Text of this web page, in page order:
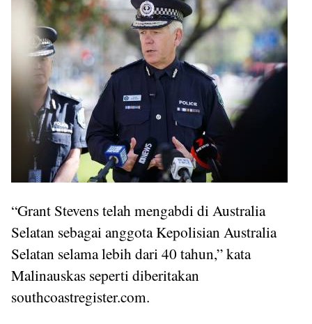
“Grant Stevens telah mengabdi di Australia
Selatan sebagai anggota Kepolisian Australia
Selatan selama lebih dari 40 tahun,” kata
Malinauskas seperti diberitakan
southcoastregister.com.